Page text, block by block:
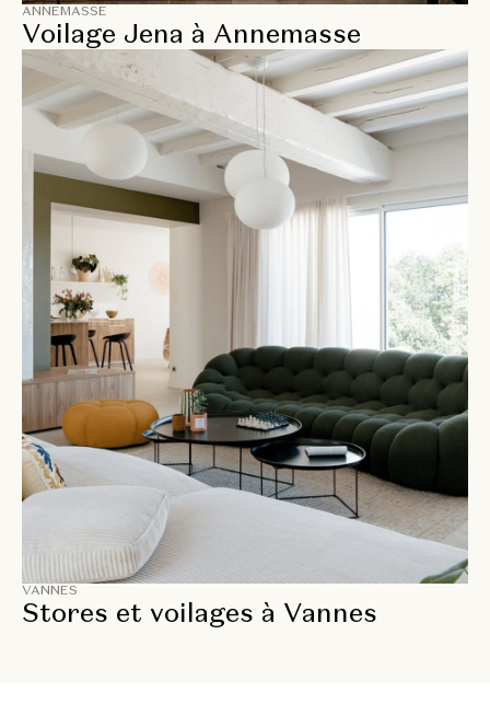
ANNEMASSE
Voilage Jena à Annemasse
VANNES
Stores et voilages à Vannes